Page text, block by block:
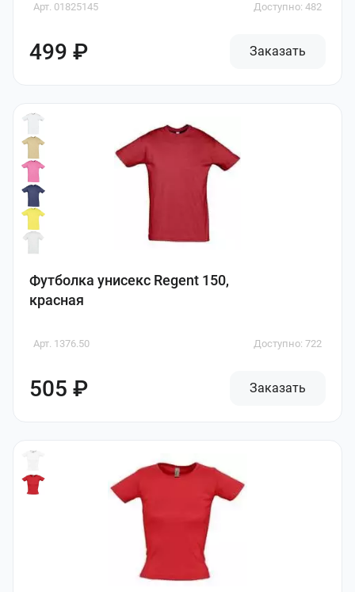
Арт. 01825145 Доступно: 482
499 ₽ Заказать
Футболка унисекс Regent 150,
красная
Арт. 1376.50 Доступно: 722
505 ₽ Заказать